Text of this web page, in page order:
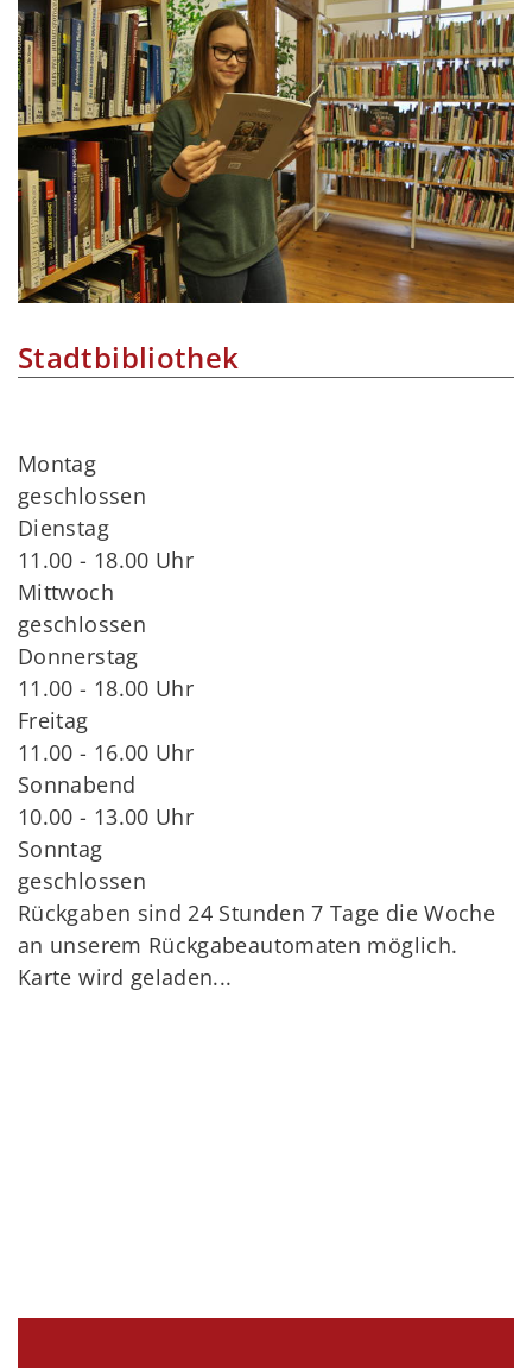
Stadtbibliothek
Montag
geschlossen
Dienstag
11.00 - 18.00 Uhr
Mittwoch
geschlossen
Donnerstag
11.00 - 18.00 Uhr
Freitag
11.00 - 16.00 Uhr
Sonnabend
10.00 - 13.00 Uhr
Sonntag
geschlossen
Rückgaben sind 24 Stunden 7 Tage die Woche
an unserem Rückgabeautomaten möglich.
Karte wird geladen...